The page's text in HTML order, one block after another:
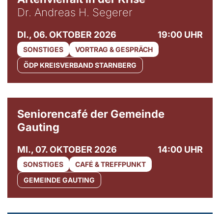
Dr. Andreas H. Segerer
DI., 06. OKTOBER 2026 19:00 UHR
SONSTIGES
VORTRAG & GESPRÄCH
ÖDP KREISVERBAND STARNBERG
Seniorencafé der Gemeinde
Gauting
MI., 07. OKTOBER 2026 14:00 UHR
SONSTIGES
CAFÉ & TREFFPUNKT
GEMEINDE GAUTING